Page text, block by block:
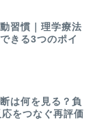
習慣｜理学療法
きる3つのポイ
は何を見る？負
をつなぐ再評価